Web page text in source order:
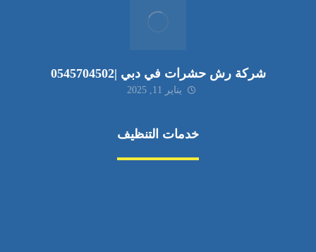
شركة رش حشرات في دبي |0545704502
يناير 11, 2025
خدمات التنظيف